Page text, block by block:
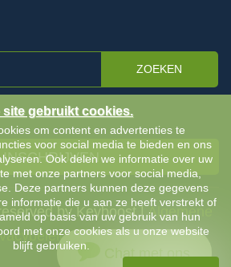
ZOEKEN
INSCHRIJVEN
by Keyboost |Algemene
Chat met ons
site gebruikt cookies.
om content en advertenties te
voor social media te bieden en ons
Ook delen we informatie over uw
met onze partners voor social media,
Deze partners kunnen deze gegevens
informatie die u aan ze heeft verstrekt of
op basis van uw gebruik van hun
met onze cookies als u onze website
blijft gebruiken.